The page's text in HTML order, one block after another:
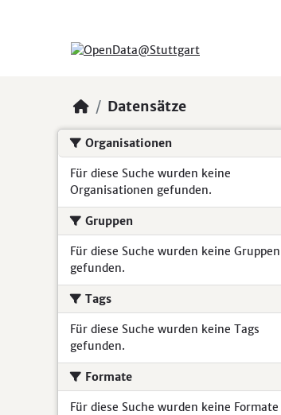
Datensätze
Organisationen
Für diese Suche wurden keine
Organisationen gefunden.
Gruppen
Für diese Suche wurden keine Gruppen
gefunden.
Tags
Für diese Suche wurden keine Tags
gefunden.
Formate
Für diese Suche wurden keine Formate